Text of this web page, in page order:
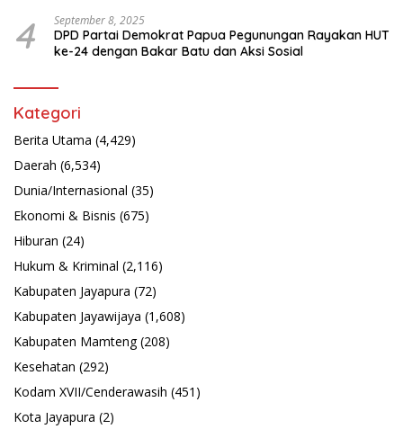
4 September 8, 2025
DPD Partai Demokrat Papua Pegunungan Rayakan HUT
ke-24 dengan Bakar Batu dan Aksi Sosial
Kategori
Berita Utama (4,429)
Daerah (6,534)
Dunia/Internasional (35)
Ekonomi & Bisnis (675)
Hiburan (24)
Hukum & Kriminal (2,116)
Kabupaten Jayapura (72)
Kabupaten Jayawijaya (1,608)
Kabupaten Mamteng(208)
Kesehatan (292)
Kodam XVII/Cenderawasih (451)
Kota Jayapura (2)